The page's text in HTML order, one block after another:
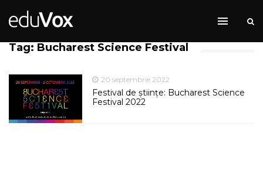
Tag: Bucharest Science Festival
20 septembrie 2022
Festival de științe: Bucharest Science
Festival 2022